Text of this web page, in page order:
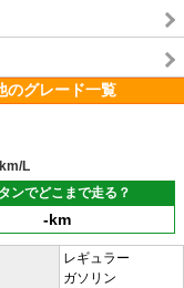
のグレード一覧
L
ンでどこまで走る？
-km
レギュラー
ガソリン